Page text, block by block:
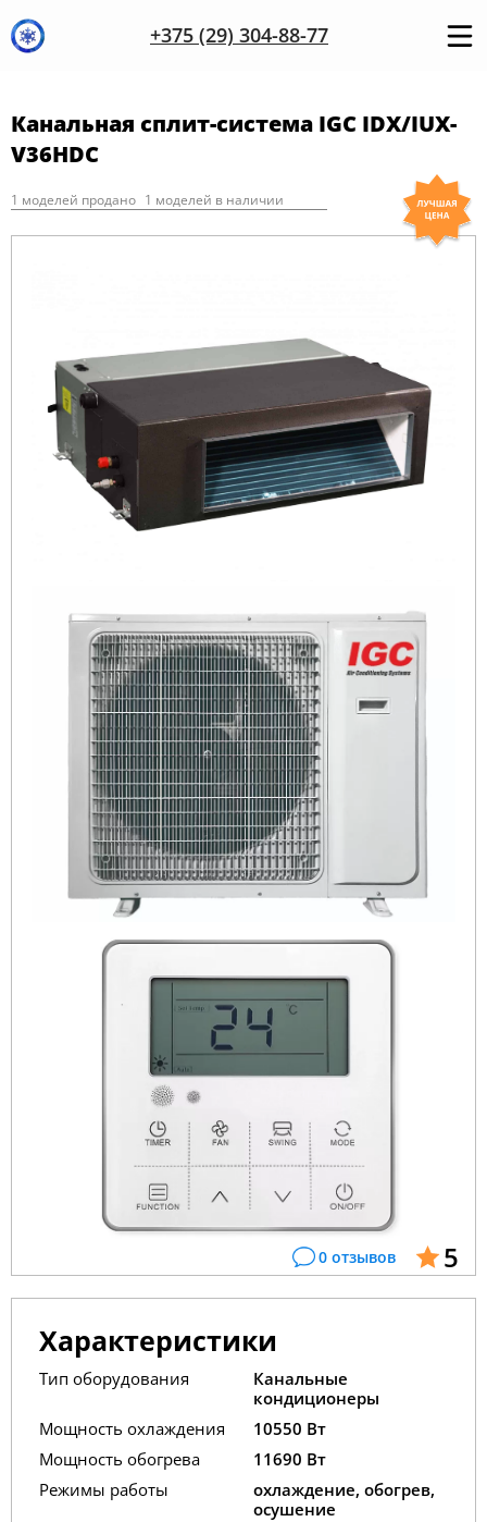
+375 (29) 304-88-77
Канальная сплит-система IGC IDX/IUX-
V36HDC
1 моделей продано 1 моделей в наличии
0 отзывов 5
Характеристики
Тип оборудования
Канальные
кондиционеры
Мощность охлаждения
10550 Вт
Мощность обогрева
11690 Вт
Режимы работы
охлаждение, обогрев,
осушение